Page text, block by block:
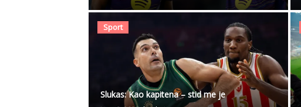
Sport
Slukas: Kao kapitena – stid me je